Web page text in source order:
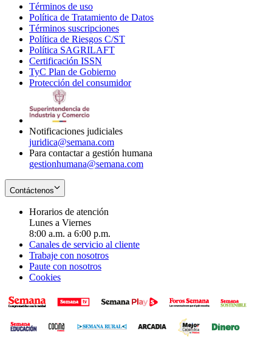
Términos de uso
in
new
window
Política de Tratamiento de Datos
Términos suscripciones
in
Política de Riesgos C/ST
Política SAGRILAFT
new
window
Certificación ISSN
in
new
TyC Plan de Gobierno
in
Protección del consumidorOpens
Notificaciones judiciales
juridica@semana.com
Para contactar a gestión humana
gestionhumana@semana.com
Contáctenos
Horarios de atención
Lunes a Viernes
8:00 a.m. a 6:00 p.m.
Canales de servicio al cliente
Trabaje con nosotros
Paute con nosotros
Cookies